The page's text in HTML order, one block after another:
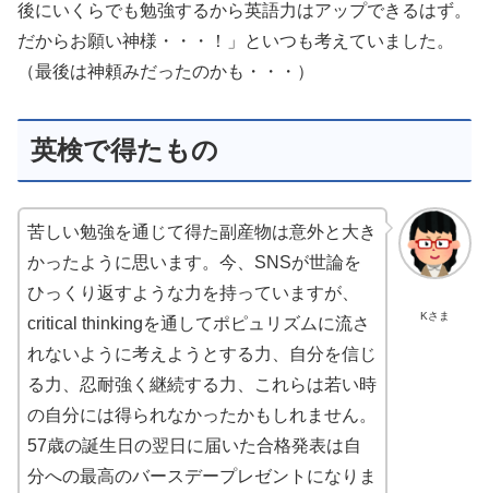
後にいくらでも勉強するから英語力はアップできるはず。
だからお願い神様・・・！」といつも考えていました。
（最後は神頼みだったのかも・・・）
英検で得たもの
Kさま
苦しい勉強を通じて得た副産物は意外と大き
かったように思います。今、SNSが世論を
ひっくり返すような力を持っていますが、
critical thinkingを通してポピュリズムに流さ
れないように考えようとする力、自分を信じ
る力、忍耐強く継続する力、これらは若い時
の自分には得られなかったかもしれません。
57歳の誕生日の翌日に届いた合格発表は自
分への最高のバースデープレゼントになりま